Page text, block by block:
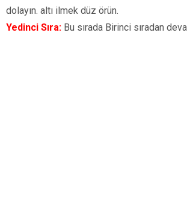
dolayın. altı ilmek düz örün.
Yedinci Sıra: Bu sırada Birinci sıradan